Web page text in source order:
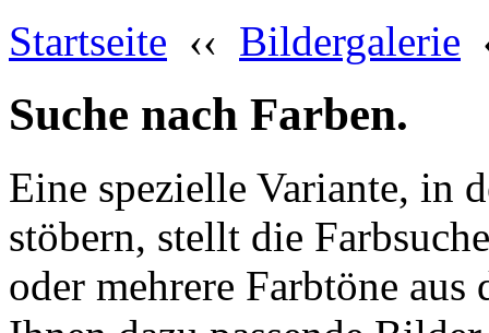
Startseite ‹‹ Bildergalerie
Suche nach Farben.
Eine spezielle Variante, in
stöbern, stellt die
oder mehrere Farbtöne